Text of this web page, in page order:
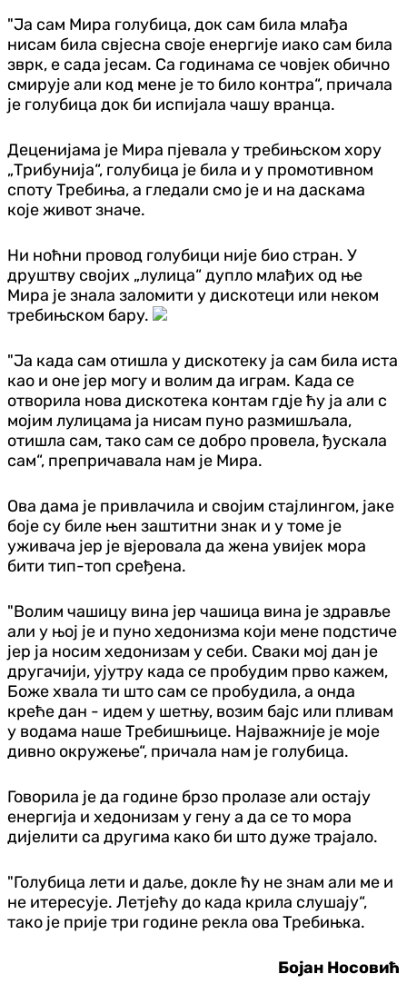
"Ја сам Мира голубица, док сам била млађа
нисам била свјесна своје енергије иако сам била
зврк, е сада јесам. Са годинама се човјек обично
смирује али код мене је то било контра“, причала
је голубица док би испијала чашу вранца.
Деценијама је Мира пјевала у требињском хору
„Трибунија“, голубица је била и у промотивном
споту Требиња, а гледали смо је и на даскама
које живот значе.
Ни ноћни провод голубици није био стран. У
друштву својих „лулица“ дупло млађих од ње
Мира је знала заломити у дискотеци или неком
требињском бару.
"Ја када сам отишла у дискотеку ја сам била иста
као и оне јер могу и волим да играм. Kада се
отворила нова дискотека контам гдје ћу ја али с
мојим лулицама ја нисам пуно размишљала,
отишла сам, тако сам се добро провела, ђускала
сам“, препричавала нам је Мира.
Ова дама је привлачила и својим стајлингом, јаке
боје су биле њен заштитни знак и у томе је
уживача јер је вјеровала да жена увијек мора
бити тип-топ сређена.
"Волим чашицу вина јер чашица вина је здравље
али у њој је и пуно хедонизма који мене подстиче
јер ја носим хедонизам у себи. Сваки мој дан је
другачији, ујутру када се пробудим прво кажем,
Боже хвала ти што сам се пробудила, а онда
креће дан - идем у шетњу, возим бајс или пливам
у водама наше Требишњице. Најважније је моје
дивно окружење“, причала нам је голубица.
Говорила је да године брзо пролазе али остају
енергија и хедонизам у гену а да се то мора
дијелити са другима како би што дуже трајало.
"Голубица лети и даље, докле ћу не знам али ме и
не итересује. Летјећу до када крила слушају“,
тако је прије три године рекла ова Требињка.
Бојан Носовић